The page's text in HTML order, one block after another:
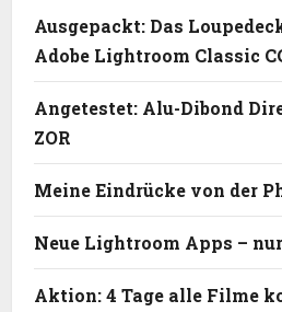
Ausgepackt: Das
Adobe Lightroom Classic
Angetestet: Alu-Dibond
ZOR
Meine Eindrücke von der
Neue Lightroom Apps –
Aktion: 4 Tage alle Filme